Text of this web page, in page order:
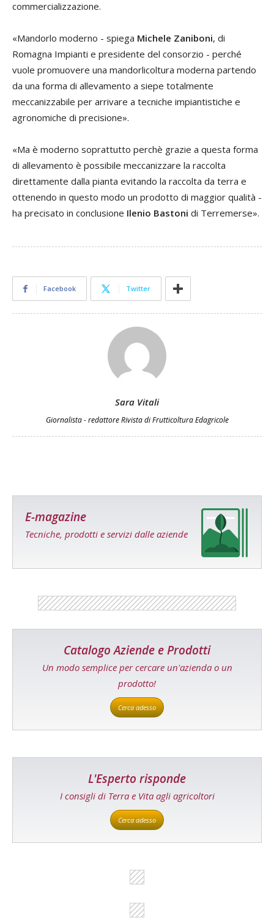
commercializzazione.
«Mandorlo moderno - spiega Michele Zaniboni, di
Romagna Impianti e presidente del consorzio - perché
vuole promuovere una mandorlicoltura moderna partendo
da una forma di allevamento a siepe totalmente
meccanizzabile per arrivare a tecniche impiantistiche e
agronomiche di precisione».
«Ma è moderno soprattutto perchè grazie a questa forma
di allevamento è possibile meccanizzare la raccolta
direttamente dalla pianta evitando la raccolta da terra e
ottenendo in questo modo un prodotto di maggior qualità -
ha precisato in conclusione Ilenio Bastoni di Terremerse».
Facebook Twitter
Sara Vitali
Giornalista - redattore Rivista di Frutticoltura Edagricole
E-magazine
Tecniche, prodotti e servizi dalle aziende
Catalogo Aziende e Prodotti
Un modo semplice per cercare un'azienda o un
prodotto!
Cerca adesso
L'Esperto risponde
I consigli di Terra e Vita agli agricoltori
Cerca adesso